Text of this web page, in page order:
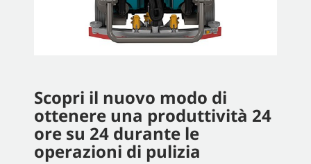
Scopri il nuovo modo di
ottenere una produttività 24
ore su 24 durante le
operazioni di pulizia